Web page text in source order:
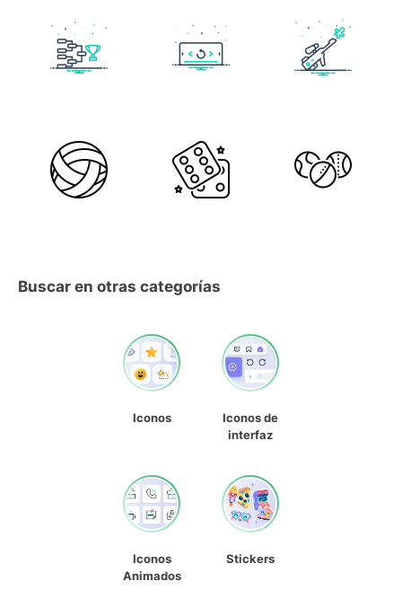
Buscar en otras categorías
Iconos
Iconos de
interfaz
Iconos
Animados
Stickers